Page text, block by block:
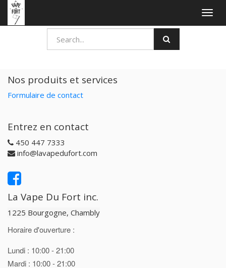
Nos produits et services
Formulaire de contact
Entrez en contact
450 447 7333
info@lavapedufort.com
La Vape Du Fort inc.
1225 Bourgogne, Chambly
Horaire d'ouverture :
Lundi : 10:00 - 21:00
Mardi : 10:00 - 21:00